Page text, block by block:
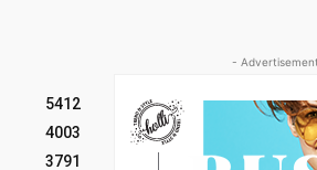
5412
4003
3791
-